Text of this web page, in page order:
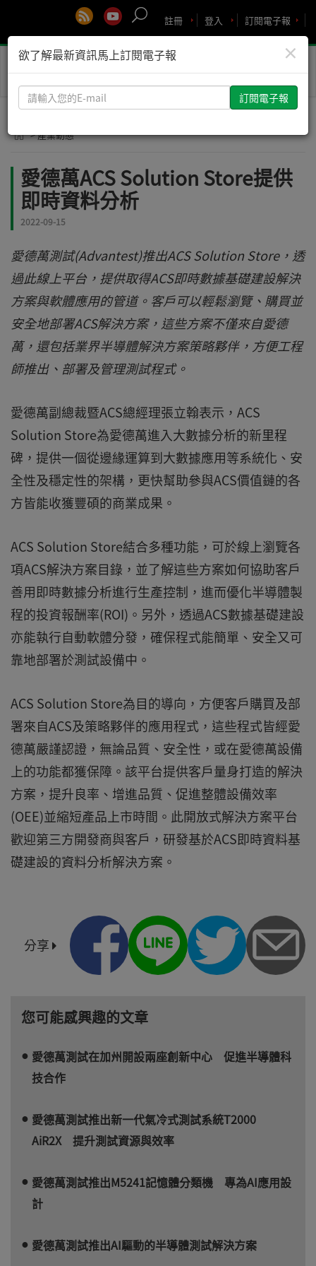
訂閱電子報
登入
註冊
Toggle
> 產業動態
愛德萬ACS Solution Store提供
即時資料分析
2022-09-15
愛德萬測試(Advantest)推出ACS Solution Store，透
過此線上平台，提供取得ACS即時數據基礎建設解決
方案與軟體應用的管道。客戶可以輕鬆瀏覽、購買並
安全地部署ACS解決方案，這些方案不僅來自愛德
萬，還包括業界半導體解決方案策略夥伴，方便工程
師推出、部署及管理測試程式。
愛德萬副總裁暨ACS總經理張立翰表示，ACS
Solution Store為愛德萬進入大數據分析的新里程
碑，提供一個從邊緣運算到大數據應用等系統化、安
全性及穩定性的架構，更快幫助參與ACS價值鏈的各
方皆能收獲豐碩的商業成果。
ACS Solution Store結合多種功能，可於線上瀏覽各
項ACS解決方案目錄，並了解這些方案如何協助客戶
善用即時數據分析進行生產控制，進而優化半導體製
程的投資報酬率(ROI)。另外，透過ACS數據基礎建設
亦能執行自動軟體分發，確保程式能簡單、安全又可
靠地部署於測試設備中。
ACS Solution Store為目的導向，方便客戶購買及部
署來自ACS及策略夥伴的應用程式，這些程式皆經愛
德萬嚴謹認證，無論品質、安全性，或在愛德萬設備
上的功能都獲保障。該平台提供客戶量身打造的解決
方案，提升良率、增進品質、促進整體設備效率
(OEE)並縮短產品上市時間。此開放式解決方案平台
歡迎第三方開發商與客戶，研發基於ACS即時資料基
礎建設的資料分析解決方案。
分享
您可能感興趣的文章
愛德萬測試在加州開設兩座創新中心 促進半導體科
技合作
愛德萬測試推出新一代氣冷式測試系統T2000
AiR2X 提升測試資源與效率
愛德萬測試推出M5241記憶體分類機 專為AI應用設
計
愛德萬測試推出AI驅動的半導體測試解決方案
×
欲了解最新資訊馬上訂閱電子報
請
輸
您
E-
mail